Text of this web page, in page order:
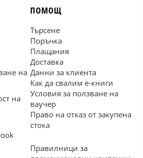
на
на
ПОМОЩ
Търсене
Поръчка
Плащания
Доставка
Данни за клиента
Как да свалим е-книги
Условия за ползване на
ваучер
Право на отказ от закупена
стока
Правилници за